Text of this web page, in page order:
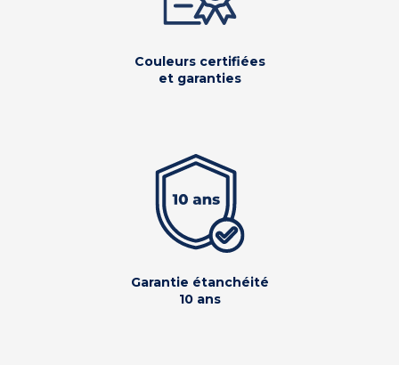
Couleurs certifiées
et garanties
Garantie étanchéité
10 ans